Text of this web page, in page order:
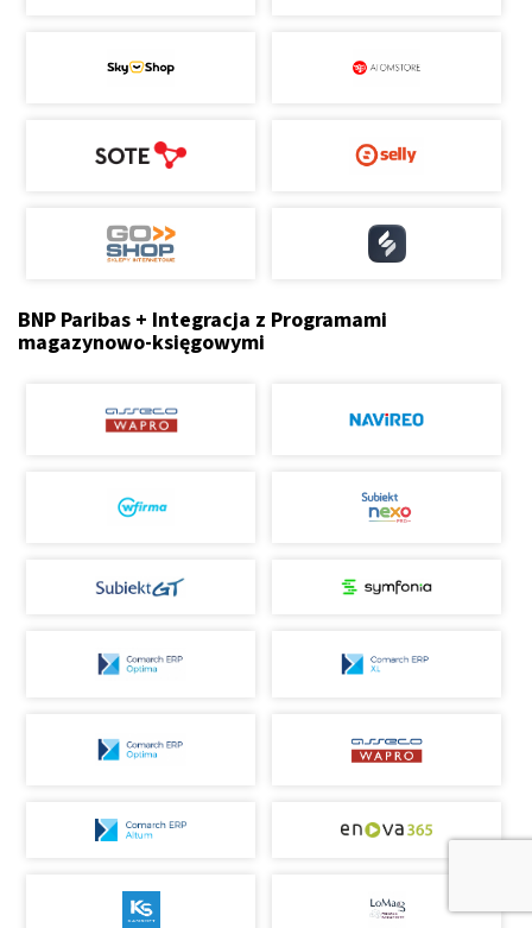
BNP Paribas + Integracja z Programami
magazynowo-księgowymi